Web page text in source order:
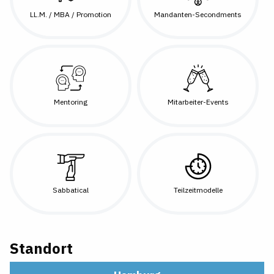
LL.M. / MBA / Promotion Mandanten-Secondments
Mentoring Mitarbeiter-Events
Sabbatical Teilzeitmodelle
Standort